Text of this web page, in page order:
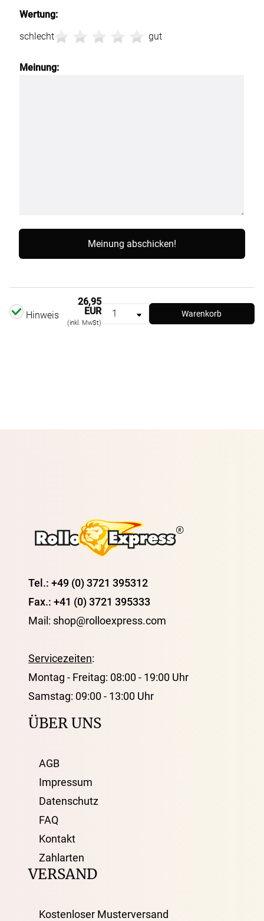
Wertung:
schlecht
gut
Meinung:
Hinweis
26,95
EUR
(inkl. MwSt)
Warenkorb
Tel.: +49 (0) 3721 395312
Fax.: +41 (0) 3721 395333
Mail: shop@rolloexpress.com
Servicezeiten:
Montag - Freitag: 08:00 - 19:00 Uhr
Samstag: 09:00 - 13:00 Uhr
ÜBER UNS
AGB
Impressum
Datenschutz
FAQ
Kontakt
Zahlarten
VERSAND
Kostenloser Musterversand